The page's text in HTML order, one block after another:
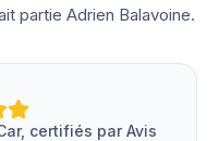
partie Adrien Balavoine.
certifiés par Avis